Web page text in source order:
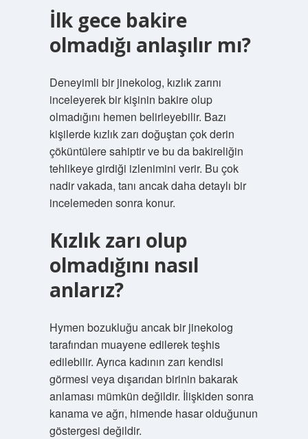
İlk gece bakire
olmadığı anlaşılır mı?
Deneyimli bir jinekolog, kızlık zarını
inceleyerek bir kişinin bakire olup
olmadığını hemen belirleyebilir. Bazı
kişilerde kızlık zarı doğuştan çok derin
çöküntülere sahiptir ve bu da bakireliğin
tehlikeye girdiği izlenimini verir. Bu çok
nadir vakada, tanı ancak daha detaylı bir
incelemeden sonra konur.
Kızlık zarı olup
olmadığını nasıl
anlarız?
Hymen bozukluğu ancak bir jinekolog
tarafından muayene edilerek teşhis
edilebilir. Ayrıca kadının zarı kendisi
görmesi veya dışarıdan birinin bakarak
anlaması mümkün değildir. İlişkiden sonra
kanama ve ağrı, himende hasar olduğunun
göstergesi değildir.